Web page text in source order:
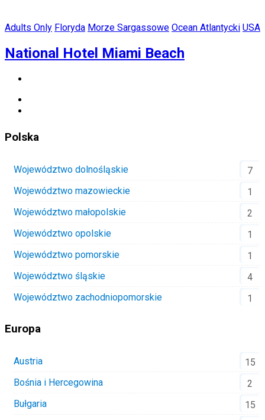
Adults Only Floryda Morze Sargassowe Ocean Atlantycki USA
National Hotel Miami Beach
Polska
Województwo dolnośląskie
7
Województwo mazowieckie
1
Województwo małopolskie
2
Województwo opolskie
1
Województwo pomorskie
1
Województwo śląskie
4
Województwo zachodniopomorskie
1
Europa
Austria
15
Bośnia i Hercegowina
2
Bułgaria
15